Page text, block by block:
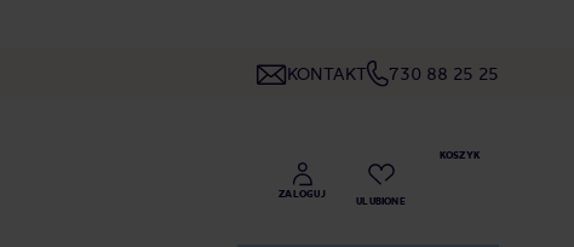
KONTAKT 730 88 25 25